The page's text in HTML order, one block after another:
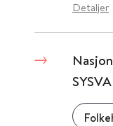
Detaljer